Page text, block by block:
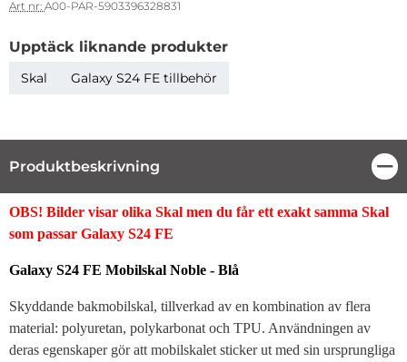
Art nr: A00-PAR-5903396328831
Upptäck liknande produkter
Skal Galaxy S24 FE tillbehör
Produktbeskrivning
Produktbeskrivning
OBS! Bilder visar olika Skal men du får ett exakt samma Skal
som passar Galaxy S24 FE
Galaxy S24 FE Mobilskal Noble - Blå
Skyddande bakmobilskal, tillverkad av en kombination av flera
material: polyuretan, polykarbonat och TPU. Användningen av
deras egenskaper gör att mobilskalet sticker ut med sin ursprungliga